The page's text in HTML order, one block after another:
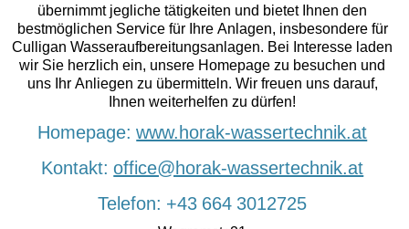
übernimmt jegliche tätigkeiten und bietet Ihnen den
bestmöglichen Service für Ihre Anlagen, insbesondere für
Culligan Wasseraufbereitungsanlagen. Bei Interesse laden
wir Sie herzlich ein, unsere Homepage zu besuchen und
uns Ihr Anliegen zu übermitteln. Wir freuen uns darauf,
Ihnen weiterhelfen zu dürfen!
Homepage:www.horak-wassertechnik.at
Kontakt:office@horak-wassertechnik.at
Telefon: +43 664 3012725